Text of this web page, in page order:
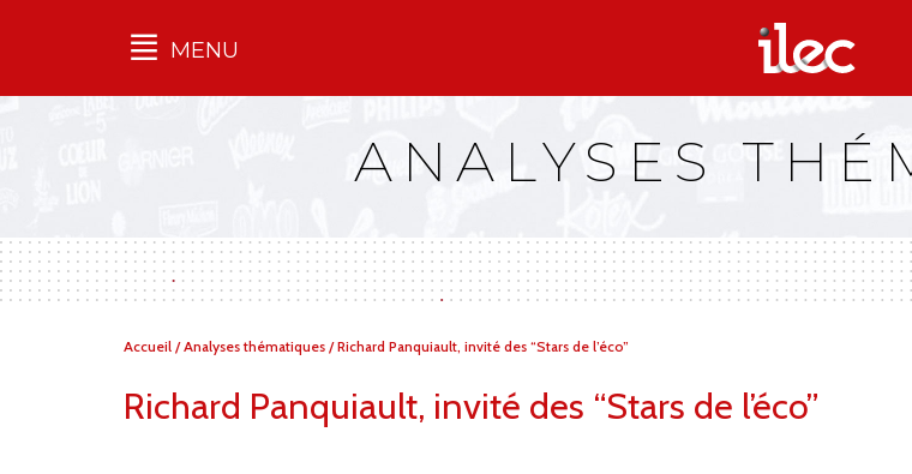
Qu'est-ce que l’Ilec
Campagnes
multimarques
MENU
ANALYSES
Vous
Accueil /Analyses thématiques /Richard Panquiault, invité des “Stars de l’éco”
Richard Panquiault, invité des “Stars de l’éco”